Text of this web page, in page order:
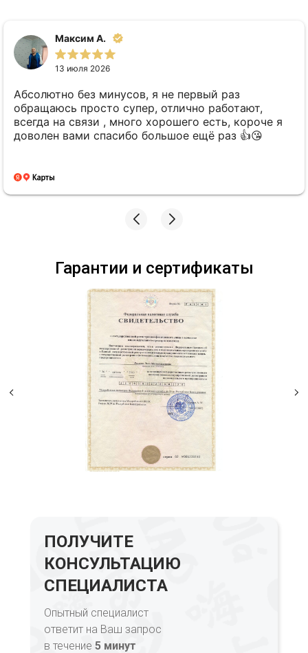
Максим А.
13 июля 2026
Абсолютно без минусов, я не первый раз
обращаюсь просто супер, отлично работают,
всегда на связи , много хорошего есть, короче я
доволен вами спасибо большое ещё раз 👍😘
Гарантии и сертификаты
ПОЛУЧИТЕ
КОНСУЛЬТАЦИЮ
СПЕЦИАЛИСТА
Опытный специалист
ответит на Ваш запрос
в течение 5 минут